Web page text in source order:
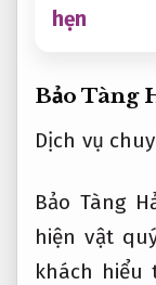
hẹn
Bảo Tàng
Dịch vụ
Bảo Tàng
hiện vật
khách hiểu